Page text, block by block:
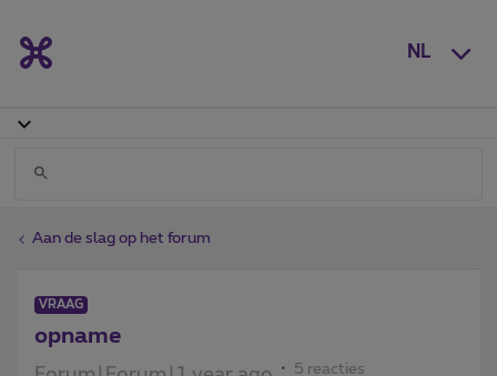
NL
Aan de slag op het forum
VRAAG
opname
5 reacties